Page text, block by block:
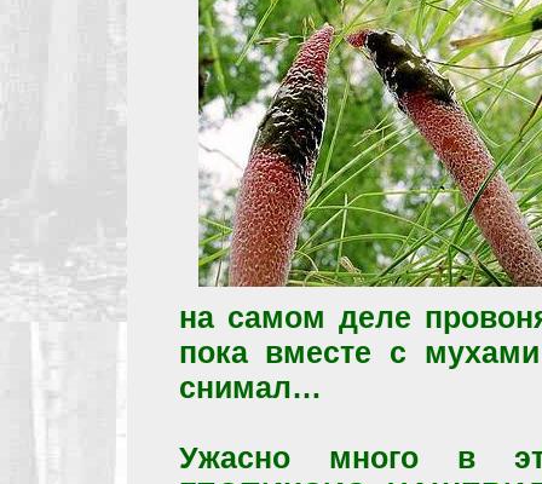
на самом деле
пока вместе с
снимал…
Ужасно много в